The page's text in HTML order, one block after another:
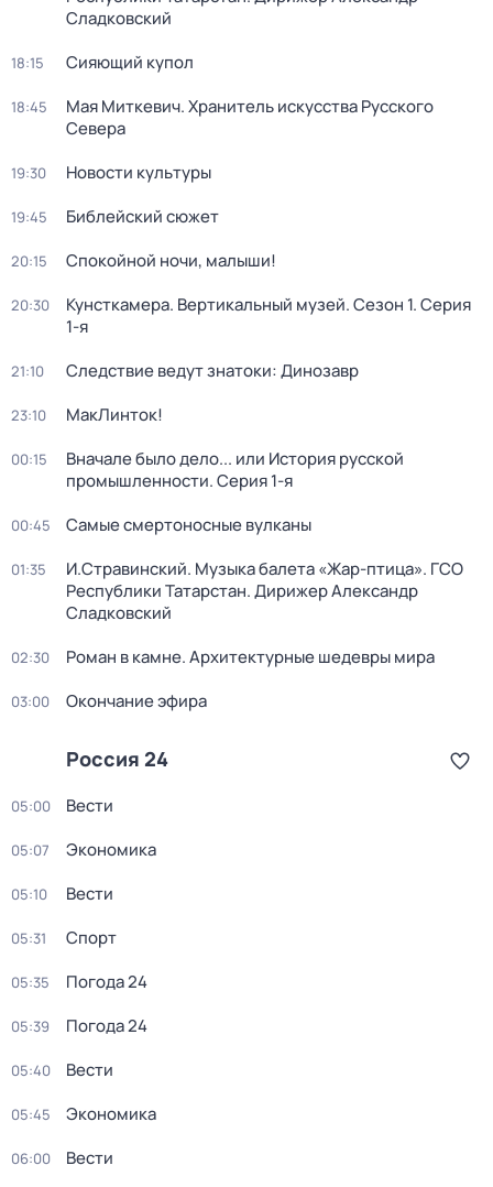
Сладковский
18:15 Сияющий купол
18:45
Мая Миткевич. Хранитель искусства Русского
Севера
19:30 Новости культуры
19:45 Библейский сюжет
20:15 Спокойной ночи, малыши!
20:30 Кунсткамера. Вертикальный музей. Сезон 1. Серия
1-я
21:10 Следствие ведут знатоки: Динозавр
23:10 МакЛинток!
00:15
Вначале было дело... или История русской
промышленности. Серия 1-я
00:45 Самые смертоносные вулканы
01:35
И.Стравинский. Музыка балета «Жар-птица». ГСО
Республики Татарстан. Дирижер Александр
Сладковский
02:30 Роман в камне. Архитектурные шедевры мира
03:00 Окончание эфира
Россия 24
05:00 Вести
05:07 Экономика
05:10 Вести
05:31 Спорт
05:35 Погода 24
05:39 Погода 24
05:40 Вести
05:45 Экономика
06:00 Вести